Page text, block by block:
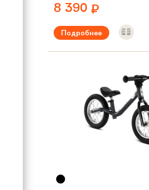
8 390 ₽
Подробнее
Рекомендуемый возраст: